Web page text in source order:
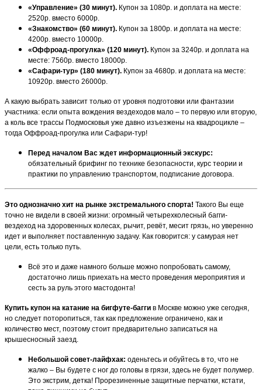
«Управление» (30 минут). Купон за 1080р. и доплата на месте:
2520р. вместо 6000р.
«Знакомство» (60 минут). Купон за 1800р. и доплата на месте:
4200р. вместо 10000р.
«Оффроад-прогулка» (120 минут). Купон за 3240р. и доплата на
месте: 7560р. вместо 18000р.
«Сафари-тур» (180 минут). Купон за 4680р. и доплата на месте:
10920р. вместо 26000р.
А какую выбрать зависит только от уровня подготовки или фантазии
участника: если опыта вождения вездеходов мало – то первую или вторую,
а коль все трассы Подмосковья уже давно изъезжены на квадроцикле –
тогда Оффроад-прогулка или Сафари-тур!
Перед началом Вас ждет информационный экскурс:
обязательный брифинг по технике безопасности, курс теории и
практики по управлению транспортом, подписание договора.
Это однозначно хит на рынке экстремального спорта! Такого Вы еще
точно не видели в своей жизни: огромный четырехколесный багги-
вездеход на здоровенных колесах, рычит, ревёт, месит грязь, но уверенно
идет и выполняет поставленную задачу. Как говорится: у самурая нет
цели, есть только путь.
Всё это и даже намного больше можно попробовать самому,
достаточно лишь приехать на место проведения мероприятия и
сесть за руль этого мастодонта!
Купить купон на катание на бигфуте-багги в Москве можно уже сегодня,
но следует поторопиться, так как предложение ограничено, как и
количество мест, поэтому стоит предварительно записаться на
крышесносный заезд.
Небольшой совет-лайфхак: оденьтесь и обуйтесь в то, что не
жалко – Вы будете с ног до головы в грязи, здесь не будет полумер.
Это экстрим, детка! Прорезиненные защитные перчатки, кстати,